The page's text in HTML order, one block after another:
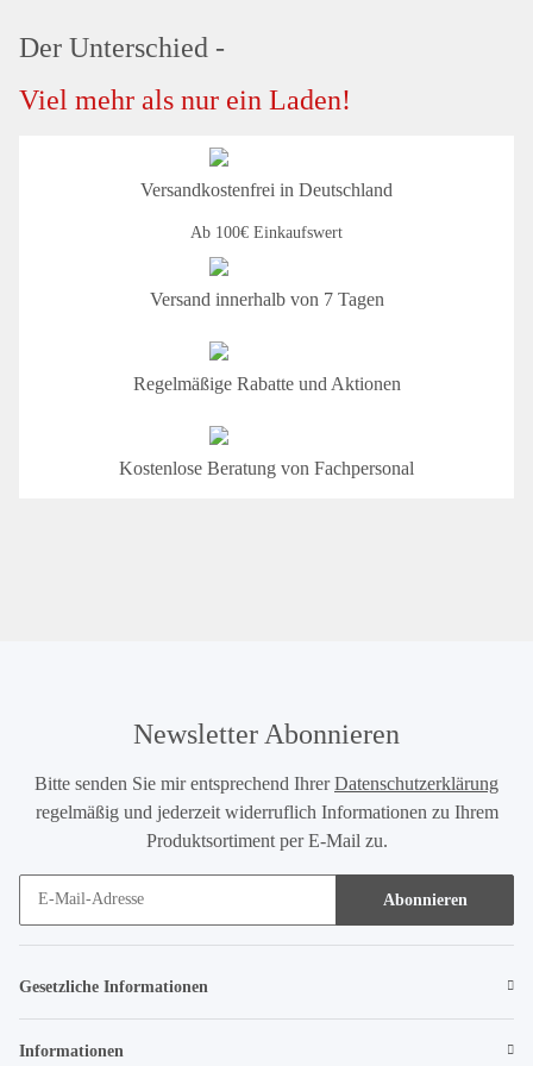
Der Unterschied -
Viel mehr als nur ein Laden!
Versandkostenfrei in Deutschland
Ab 100€ Einkaufswert
Versand innerhalb von 7 Tagen
Regelmäßige Rabatte und Aktionen
Kostenlose Beratung von Fachpersonal
Newsletter Abonnieren
Bitte senden Sie mir entsprechend IhrerDatenschutzerklärung
regelmäßig und jederzeit widerruflich Informationen zu Ihrem
Produktsortiment per E-Mail zu.
Abonnieren
Gesetzliche Informationen
Informationen